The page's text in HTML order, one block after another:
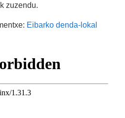
zuzendu.
Eibarko denda-lokal